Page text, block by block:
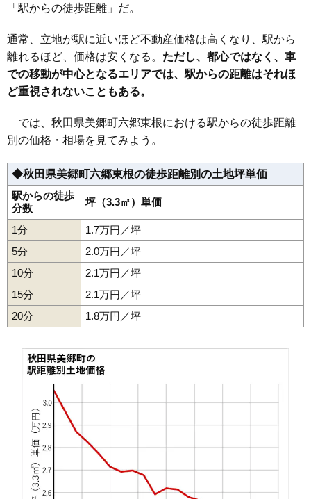
「駅からの徒歩距離」だ。
通常、立地が駅に近いほど不動産価格は高くなり、駅から
離れるほど、価格は安くなる。 ただし、都心ではなく、車
での移動が中心となるエリアでは、駅からの距離はそれほ
ど重視されないこともある。
では、秋田県美郷町六郷東根における駅からの徒歩距離
別の価格・相場を見てみよう。
◆秋田県美郷町六郷東根の徒歩距離別の土地坪単価
駅からの徒歩
分数
坪（3.3㎡）単価
1分
1.7万円／坪
5分
2.0万円／坪
10分
2.1万円／坪
15分
2.1万円／坪
20分
1.8万円／坪